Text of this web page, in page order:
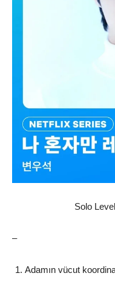
Solo
–
Adamın vücut